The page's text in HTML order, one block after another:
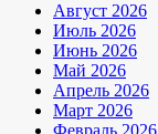
Август 2026
Июль 2026
Июнь 2026
Май 2026
Апрель 2026
Март 2026
Февраль 2026